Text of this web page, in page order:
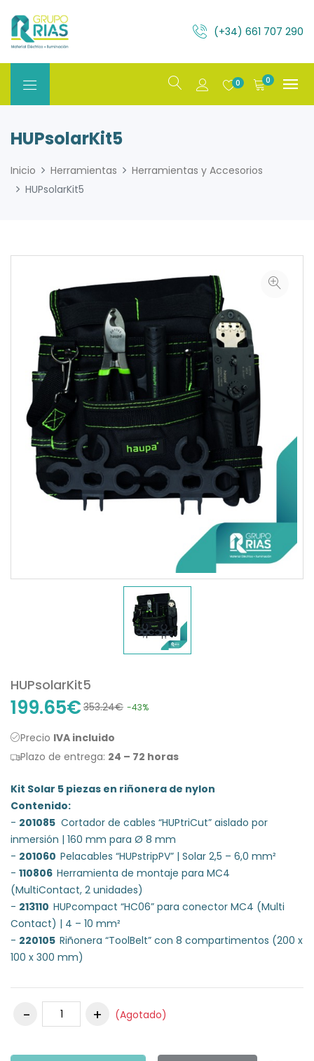
(+34) 661 707 290
0 0
HUPsolarKit5
Inicio Herramientas
Herramientas y Accesorios
HUPsolarKit5
HUPsolarKit5
199.65€ 353.24€ -43%
Precio IVA incluido
Plazo de entrega: 24 – 72 horas
Kit Solar 5 piezas en riñonera de nylon
Contenido:
- 201085 Cortador de cables “HUPtriCut” aislado por
inmersión | 160 mm para Ø 8 mm
- 201060 Pelacables “HUPstripPV” | Solar 2,5 – 6,0 mm²
- 110806 Herramienta de montaje para MC4
(MultiContact, 2 unidades)
- 213110 HUPcompact “HC06” para conector MC4 (Multi
Contact) | 4 – 10 mm²
- 220105 Riñonera “ToolBelt” con 8 compartimentos (200 x
100 x 300 mm)
(Agotado)